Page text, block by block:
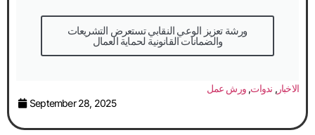
والضمانات القانونية لحماية العمال
الاخبار, ندوات,ورش عمل
September 28, 2025